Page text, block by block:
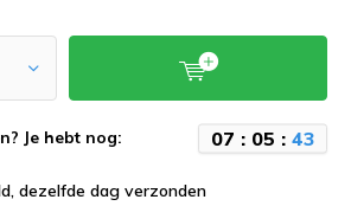
Je hebt nog: 07 : 05 : 42
dezelfde dag verzonden